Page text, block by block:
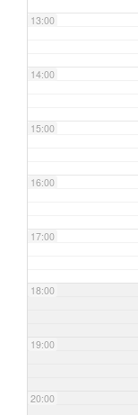
13:00
14:00
15:00
16:00
17:00
18:00
19:00
20:00